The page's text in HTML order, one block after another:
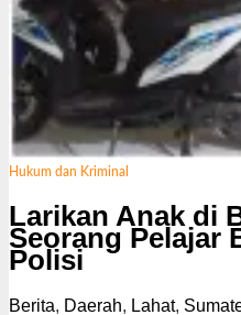
Hukum dan Kriminal
Larikan Anak di
Seorang Pelajar
Polisi
Berita, Daerah, Lahat,